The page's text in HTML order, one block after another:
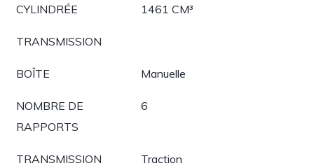
CYLINDRÉE 1461 CM³
TRANSMISSION
BOÎTE Manuelle
NOMBRE DE
RAPPORTS
6
TRANSMISSION Traction